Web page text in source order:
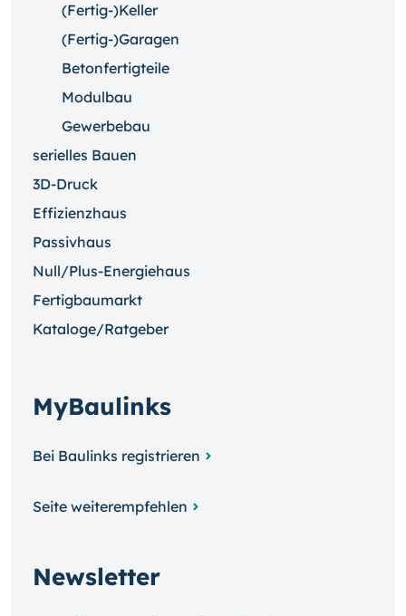
(Fertig-)Keller
(Fertig-)Garagen
Betonfertigteile
Modulbau
Gewerbebau
serielles Bauen
3D-Druck
Effizienzhaus
Passivhaus
Null/Plus-Energiehaus
Fertigbaumarkt
Kataloge/Ratgeber
MyBaulinks
Bei Baulinks registrieren
Seite weiterempfehlen
Newsletter